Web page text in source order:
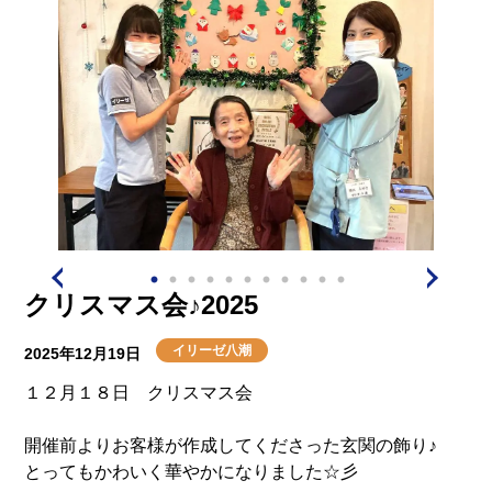
クリスマス会♪2025
2025年12月19日 イリーゼ八潮
１２月１８日 クリスマス会
開催前よりお客様が作成してくださった玄関の飾り♪
とってもかわいく華やかになりました☆彡